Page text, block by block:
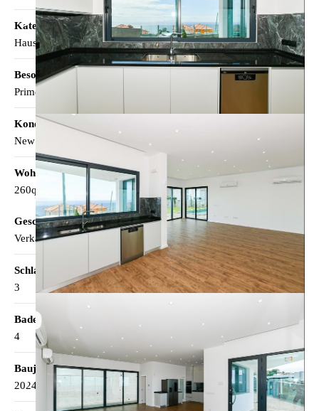
Kategorie
Haus
Besonderheiten
Prime
Kondition
New
Wohnflaeche
260qm
Geschaeftsart
Verkauf
Schlafzimmer
3
Badezimmer
4
Baujahr
2024